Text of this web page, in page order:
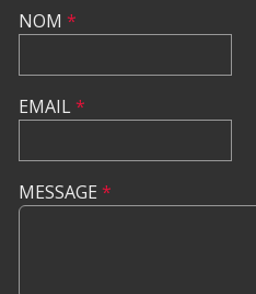
NOM *
EMAIL*
MESSAGE *